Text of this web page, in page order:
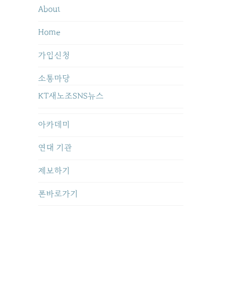
About
Home
가입신청
소통마당
KT새노조SNS뉴스
아카데미
연대 기관
제보하기
폰바로가기